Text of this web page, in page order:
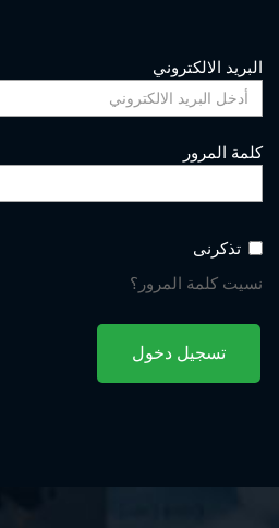
البريد الالكتروني
كلمة المرور
تذكرنى
نسيت كلمة المرور؟
تسجيل دخول